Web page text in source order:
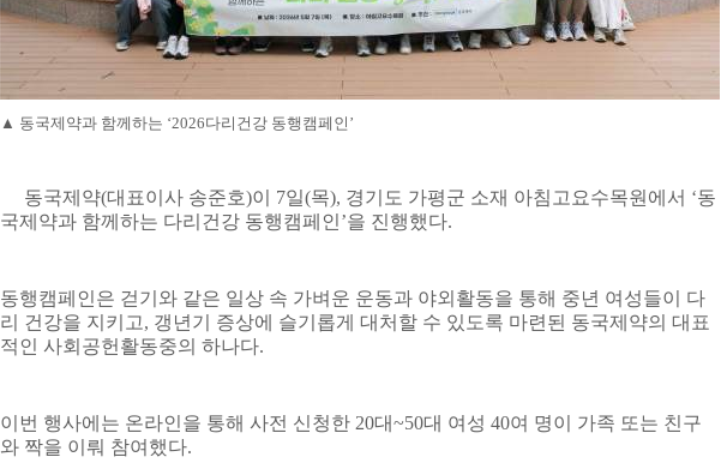
▲ 동국제약과 함께하는 ‘2026다리건강 동행캠페인 ’
동국제약(대표이사 송준호)이 7일(목), 경기도 가평군 소재 아침고요수목원에서 ‘동
국제약과 함께하는 다리건강 동행캠페인 ’을 진행했다.
동행캠페인은 걷기와 같은 일상 속 가벼운 운동과 야외활동을 통해 중년 여성들이 다
리 건강을 지키고, 갱년기 증상에 슬기롭게 대처할 수 있도록 마련된 동국제약의 대표
적인 사회공헌활동중의 하나다.
이번 행사에는 온라인을 통해 사전 신청한 20대~50대 여성 40여 명이 가족 또는 친구
와 짝을 이뤄 참여했다.